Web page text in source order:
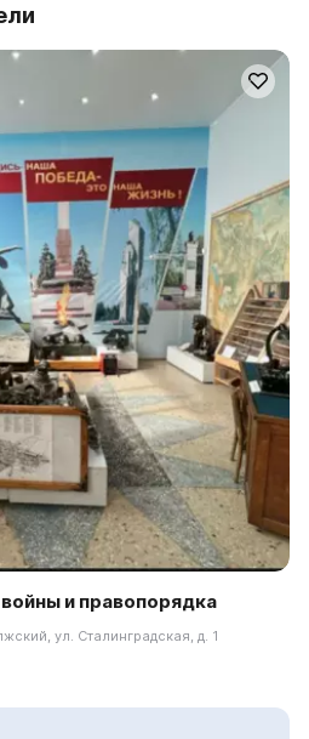
и правопорядка
ул. Сталинградская, д. 1